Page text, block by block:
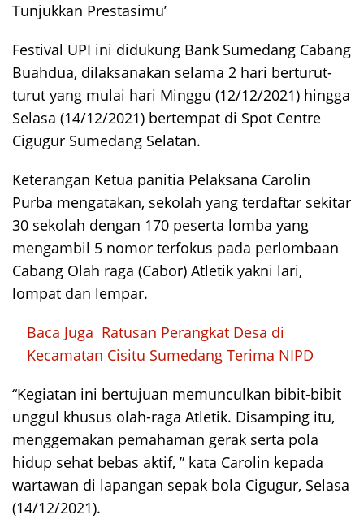
Tunjukkan Prestasimu’
Festival UPI ini didukung Bank Sumedang Cabang
Buahdua, dilaksanakan selama 2 hari berturut-
turut yang mulai hari Minggu (12/12/2021) hingga
Selasa (14/12/2021) bertempat di Spot Centre
Cigugur Sumedang Selatan.
Keterangan Ketua panitia Pelaksana Carolin
Purba mengatakan, sekolah yang terdaftar sekitar
30 sekolah dengan 170 peserta lomba yang
mengambil 5 nomor terfokus pada perlombaan
Cabang Olah raga (Cabor) Atletik yakni lari,
lompat dan lempar.
Baca Juga Ratusan Perangkat Desa di
Kecamatan Cisitu Sumedang Terima NIPD
“Kegiatan ini bertujuan memunculkan bibit-bibit
unggul khusus olah-raga Atletik. Disamping itu,
menggemakan pemahaman gerak serta pola
hidup sehat bebas aktif, ” kata Carolin kepada
wartawan di lapangan sepak bola Cigugur, Selasa
(14/12/2021).